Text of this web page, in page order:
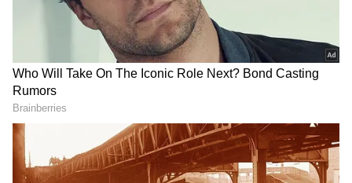
ప్రియా ప్రకాశ్ వారియర్ (Priya Prakash Varrier)
రాత్రిరాత్రే స్టార్ డమ్ ను సొంతం చేసుకున్న విషయం
తెలిసిందే. మలయాళ చిత్రం ‘ఓరు అదార్ లవ్’లో ప్రియా
టీనేజ్ గర్ల్ గా నటించి ఆకట్టుకున్న విషయం తెలిసిందే. ఈ
చిత్రంలోనే కన్ను గీటి ఆడియెన్స్ ను కట్టిపడేసింది.